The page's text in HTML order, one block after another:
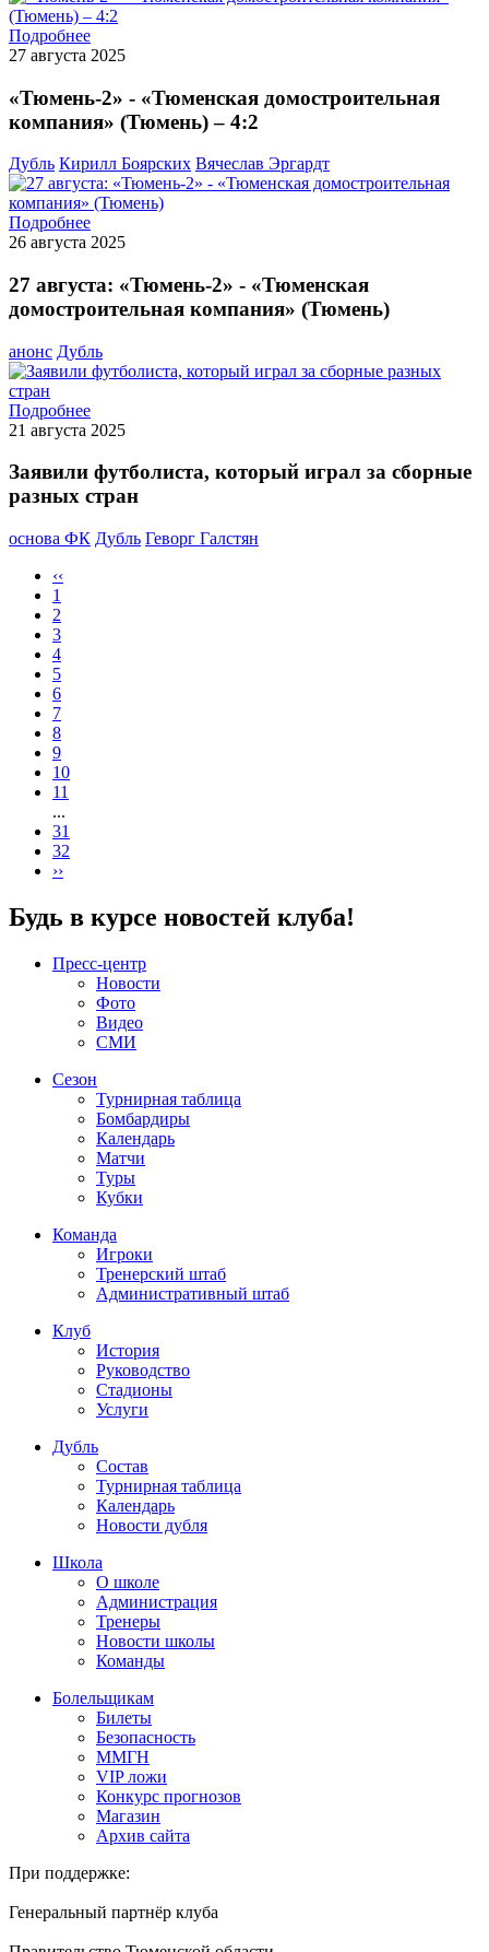
Подробнее
27 августа 2025
«Тюмень-2» - «Тюменская домостроительная
компания» (Тюмень) – 4:2
Дубль Кирилл Боярских Вячеслав Эргардт
Подробнее
26 августа 2025
27 августа: «Тюмень-2» - «Тюменская
домостроительная компания» (Тюмень)
анонс Дубль
Подробнее
21 августа 2025
Заявили футболиста, который играл за сборные
разных стран
основа ФК Дубль Геворг Галстян
‹‹
1
2
3
4
5
6
7
8
9
10
11
...
31
32
››
Будь в курсе новостей клуба!
Пресс-центр
Новости
Фото
Видео
СМИ
Сезон
Турнирная таблица
Бомбардиры
Календарь
Матчи
Туры
Кубки
Команда
Игроки
Тренерский штаб
Административный штаб
Клуб
История
Руководство
Стадионы
Услуги
Дубль
Состав
Турнирная таблица
Календарь
Новости дубля
Школа
О школе
Администрация
Тренеры
Новости школы
Команды
Болельщикам
Билеты
Безопасность
ММГН
VIP ложи
Конкурс прогнозов
Магазин
Архив сайта
При поддержке:
Генеральный партнёр клуба